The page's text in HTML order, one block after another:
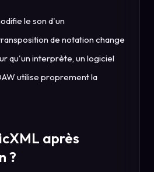
le son d'un
de notation change
qu'un interprète, un logiciel
utilise proprement la
après
?